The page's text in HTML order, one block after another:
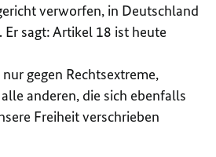
verworfen, in Deutschland
sagt: Artikel 18 ist heute
gegen Rechtsextreme,
anderen, die sich ebenfalls
Freiheit verschrieben